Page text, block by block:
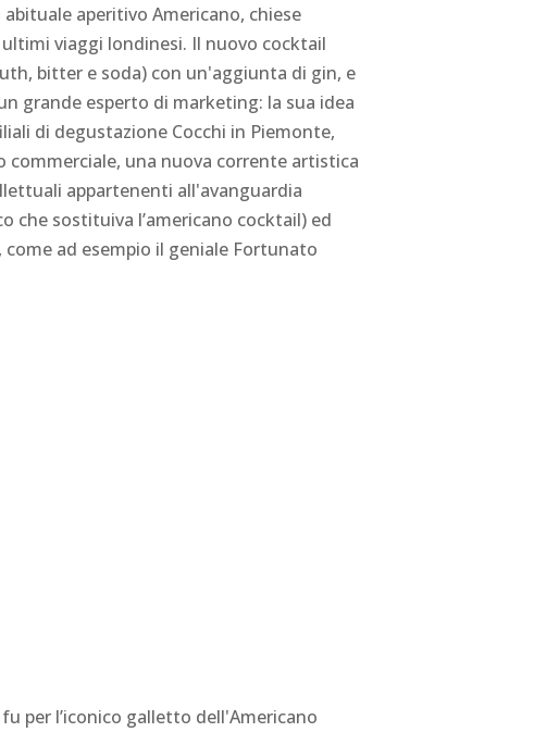
aperitivo Americano, chiese
viaggi londinesi. Il nuovo cocktail
bitter e soda) con un'aggiunta di gin, e
grande esperto di marketing: la sua idea
di degustazione Cocchi in Piemonte,
commerciale, una nuova corrente artistica
appartenenti all'avanguardia
che sostituiva l’americano cocktail) ed
ad esempio il geniale Fortunato
fu per l’iconico galletto dell'Americano